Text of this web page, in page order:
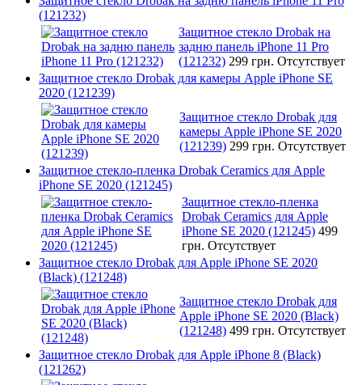
(121232)
Защитное стекло Drobak на
задню панель iPhone 11 Pro
(121232) 299 грн. Отсутствует
Защитное стекло Drobak для камеры Apple iPhone SE
2020 (121239)
Защитное стекло Drobak для
камеры Apple iPhone SE 2020
(121239) 299 грн. Отсутствует
Защитное стекло-пленка Drobak Ceramics для Apple
iPhone SE 2020 (121245)
Защитное стекло-пленка
Drobak Ceramics для Apple
iPhone SE 2020 (121245) 499
грн. Отсутствует
Защитное стекло Drobak для Apple iPhone SE 2020
(Black) (121248)
Защитное стекло Drobak для
Apple iPhone SE 2020 (Black)
(121248) 499 грн. Отсутствует
Защитное стекло Drobak для Apple iPhone 8 (Black)
(121262)